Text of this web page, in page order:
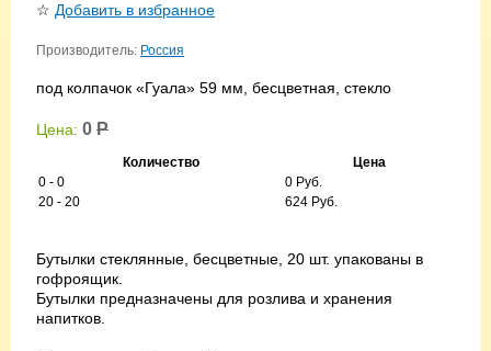
☆ Добавить в избранное
Производитель: Россия
под колпачок «Гуала» 59 мм, бесцветная, стекло
Цена: 0 Р
Количество
Цена
0 - 0
0 Руб.
20 - 20
624 Руб.
Бутылки стеклянные, бесцветные, 20 шт. упакованы в
гофроящик.
Бутылки предназначены для розлива и хранения
напитков.